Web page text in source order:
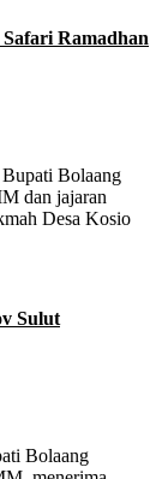
Ramadhan
Bolaang
dan jajaran
Desa Kosio
Sulut
Bolaang